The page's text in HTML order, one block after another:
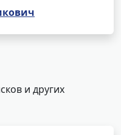
и других